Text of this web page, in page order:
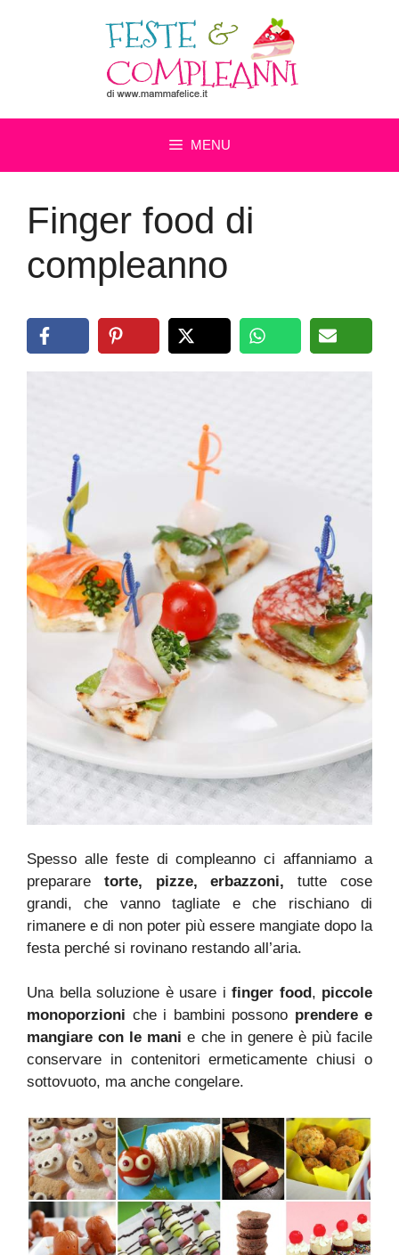
MENU
Finger food di
compleanno
Spesso alle feste di compleanno ci affanniamo a
preparare torte, pizze, erbazzoni, tutte cose
grandi, che vanno tagliate e che rischiano di
rimanere e di non poter più essere mangiate dopo la
festa perché si rovinano restando all’aria.
Una bella soluzione è usare i finger food , piccole
monoporzioni che i bambini possono prendere e
mangiare con le mani e che in genere è più facile
conservare in contenitori ermeticamente chiusi o
sottovuoto, ma anche congelare.